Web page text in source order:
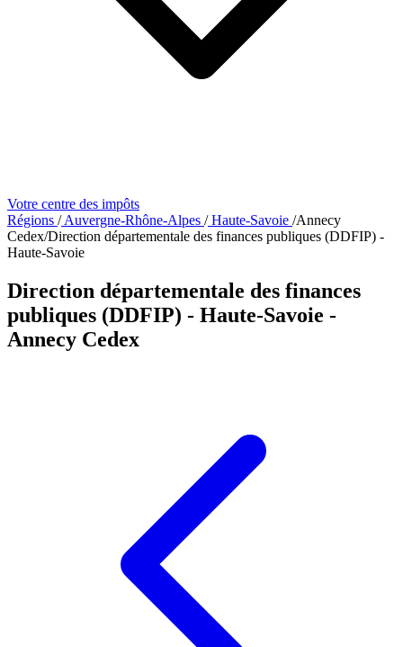
Votre centre des impôts
Régions /Auvergne-Rhône-Alpes /Haute-Savoie /Annecy
Cedex/Direction départementale des finances publiques (DDFIP) -
Haute-Savoie
Direction départementale des finances
publiques (DDFIP) - Haute-Savoie -
Annecy Cedex